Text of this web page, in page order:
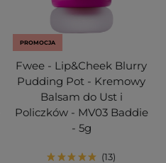
PROMOCJA
Fwee - Lip&Cheek Blurry
Pudding Pot - Kremowy
Balsam do Ust i
Policzków - MV03 Baddie
- 5g
13